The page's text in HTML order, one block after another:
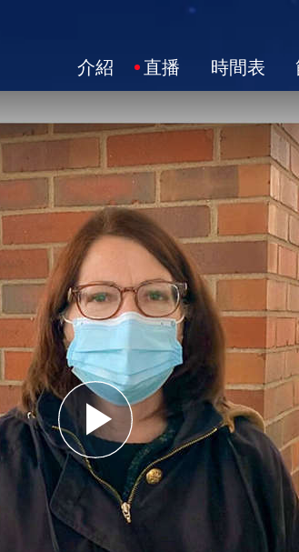
介紹 直播 時間表
Play